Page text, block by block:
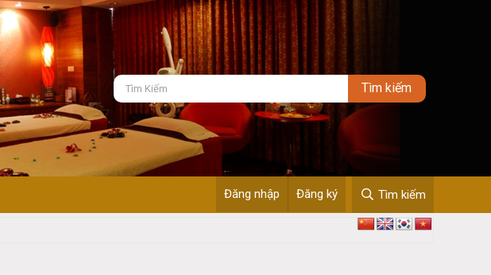
Đăng nhập Đăng ký Tìm kiếm